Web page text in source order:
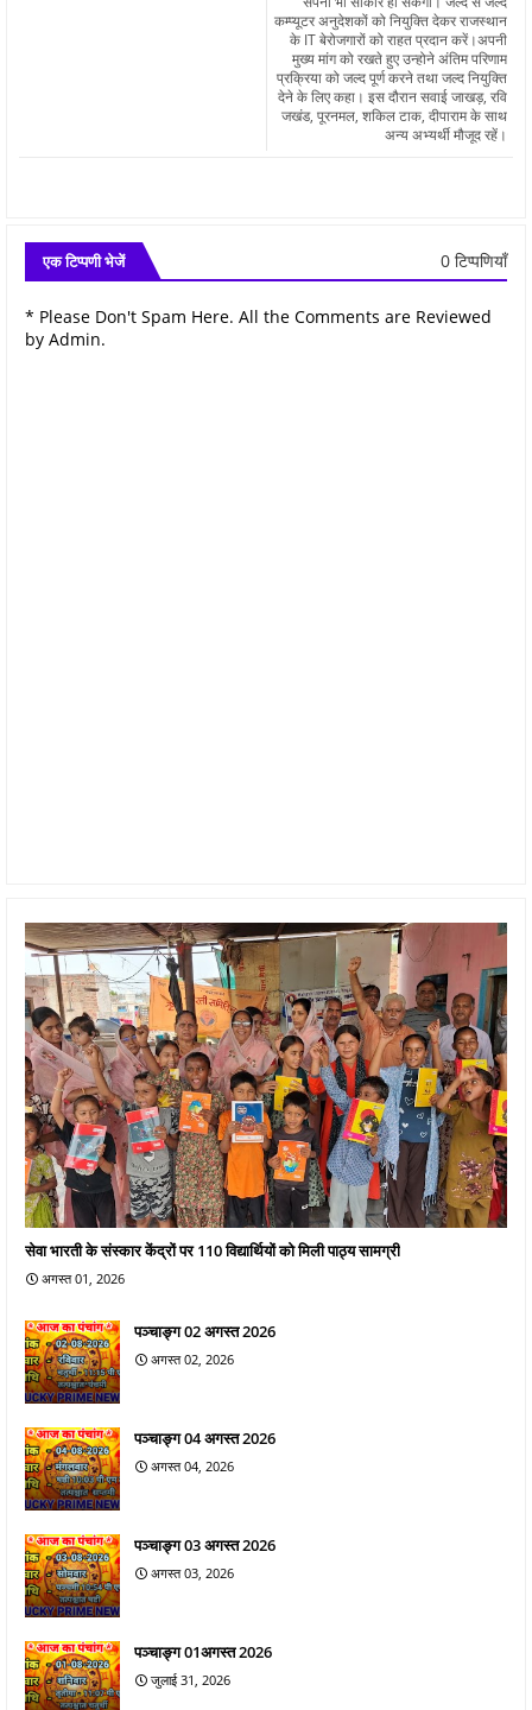
कम्प्यूटर अनुदेशकों को नियुक्ति देकर राजस्थान
के IT बेरोजगारों को राहत प्रदान करें।अपनी
मुख्य मांग को रखते हुए उन्होने अंतिम परिणाम
प्रक्रिया को जल्द पूर्ण करने तथा जल्द नियुक्ति
देने के लिए कहा। इस दौरान सवाई जाखड़, रवि
जखंड, पूरनमल, शकिल टाक, दीपाराम के साथ
अन्य अभ्यर्थी मौजूद रहें।
एक टिप्पणी भेजें 0 टिप्पणियाँ
* Please Don't Spam Here. All the Comments are Reviewed
by Admin.
सेवा भारती के संस्कार केंद्रों पर 110 विद्यार्थियों को मिली पाठ्य सामग्री
अगस्त 01, 2026
पञ्चाङ्ग 02 अगस्त 2026
अगस्त 02, 2026
पञ्चाङ्ग 04 अगस्त 2026
अगस्त 04, 2026
पञ्चाङ्ग 03 अगस्त 2026
अगस्त 03, 2026
पञ्चाङ्ग 01अगस्त 2026
जुलाई 31, 2026